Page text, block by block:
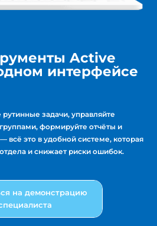
Active
интерфейсе
задачи, управляйте
формируйте отчёты и
всё это в удобной системе, которая
и снижает риски ошибок.
на демонстрацию